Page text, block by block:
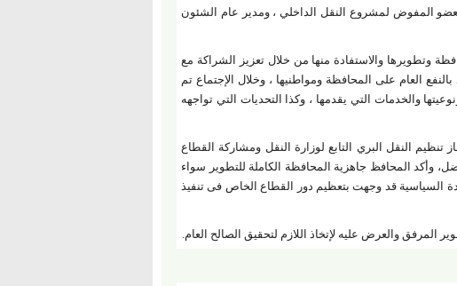
المفوض لمشروع النقل الداخلي ، ومدير عام الشئون
وتطويرها والاستفادة منها من خلال تعزيز الشراكة مع
العام على المحافظة ومواطنيها ، وخلال الإجتماع تم
والخدمات التي يقدمها ، وكذا التحديات التي تواجهه
النقل البري التابع لوزارة النقل ومشاركة القطاع
وأكد المحافظ جاهزية المحافظة الكاملة للتطوير سواء
السياسية قد وجهت بتعظيم دور القطاع الخاص فى تنفيذ
المرفق والعرض عليه لإتخاذ اللازم لتحقيق الصالح العام.